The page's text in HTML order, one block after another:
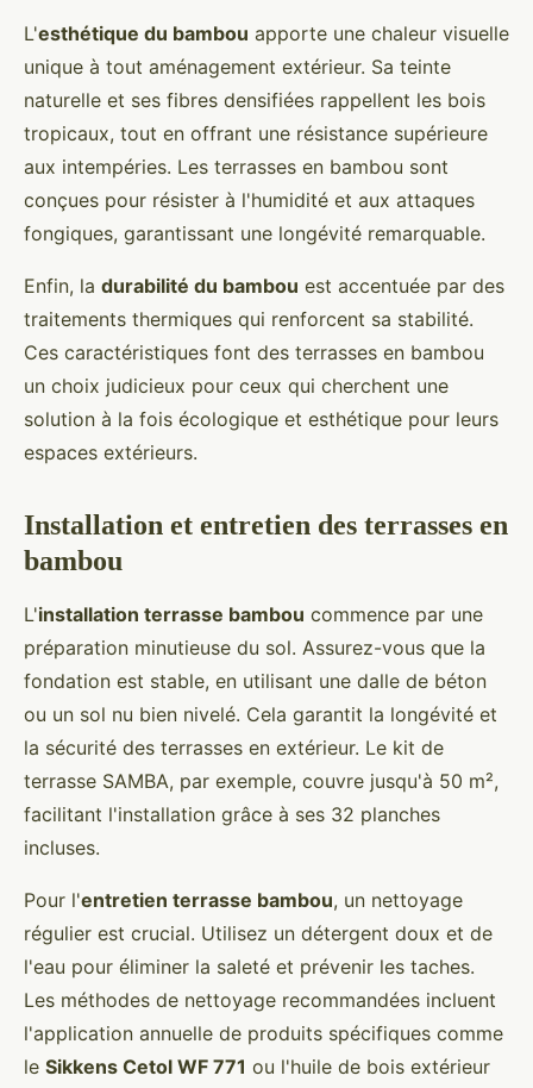
L'esthétique du bambou apporte une chaleur visuelle
unique à tout aménagement extérieur. Sa teinte
naturelle et ses fibres densifiées rappellent les bois
tropicaux, tout en offrant une résistance supérieure
aux intempéries. Les terrasses en bambou sont
conçues pour résister à l'humidité et aux attaques
fongiques, garantissant une longévité remarquable.
Enfin, la durabilité du bambou est accentuée par des
traitements thermiques qui renforcent sa stabilité.
Ces caractéristiques font des terrasses en bambou
un choix judicieux pour ceux qui cherchent une
solution à la fois écologique et esthétique pour leurs
espaces extérieurs.
Installation et entretien des terrasses en
bambou
L'installation terrasse bambou commence par une
préparation minutieuse du sol. Assurez-vous que la
fondation est stable, en utilisant une dalle de béton
ou un sol nu bien nivelé. Cela garantit la longévité et
la sécurité des terrasses en extérieur. Le kit de
terrasse SAMBA, par exemple, couvre jusqu'à 50 m²,
facilitant l'installation grâce à ses 32 planches
incluses.
Pour l'entretien terrasse bambou, un nettoyage
régulier est crucial. Utilisez un détergent doux et de
l'eau pour éliminer la saleté et prévenir les taches.
Les méthodes de nettoyage recommandées incluent
l'application annuelle de produits spécifiques comme
le Sikkens Cetol WF 771 ou l'huile de bois extérieur